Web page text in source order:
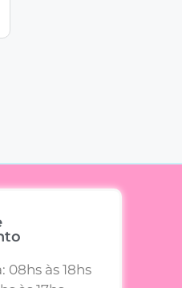
08hs às 18hs